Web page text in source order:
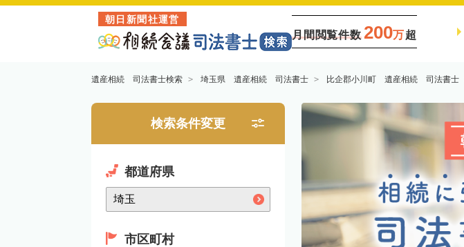
朝日新聞社運営
月間閲覧件数 200万超
遺産相続 司法書士検索 埼玉県 遺産相続 司法書士 比企郡小川町 遺産相続 司法書士
検索条件変更
都道府県
市区町村